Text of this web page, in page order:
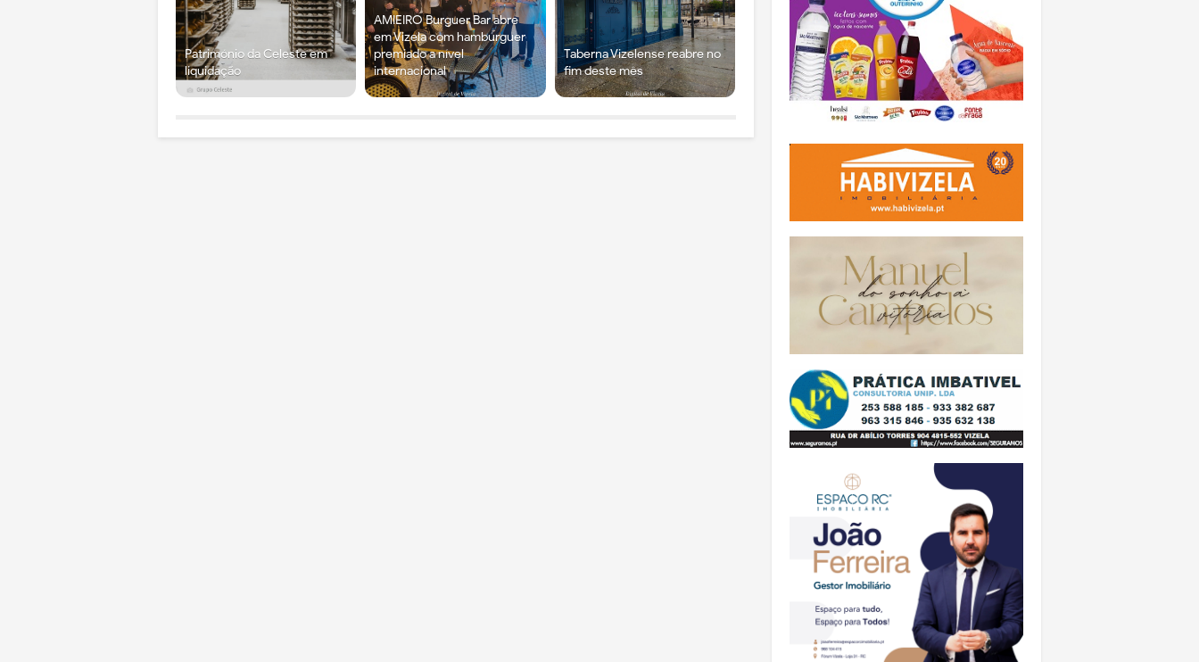
Património da Celeste em
liquidação
AMIEIRO Burguer Bar abre
em Vizela com hambúrguer
premiado a nível
internacional
Taberna Vizelense reabre no
fim deste mês